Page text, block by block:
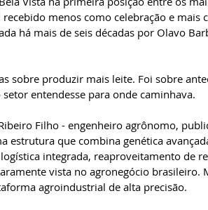
menos como celebração e mais
há mais de seis décadas por Olavo
sobre produzir mais leite. Foi sobre
entendesse para onde caminhava.
Filho - engenheiro agrônomo,
estrutura que combina genética
integrada, reaproveitamento de
vista no agronegócio brasileiro.
agroindustrial de alta precisão.